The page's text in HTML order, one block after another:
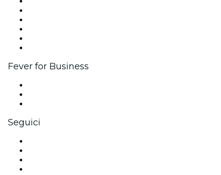
Fever for Business
Seguici